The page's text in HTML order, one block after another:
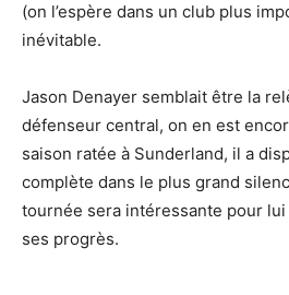
(on l’espère dans un club plus
inévitable.
Jason Denayer semblait être la
défenseur central, on en est
saison ratée à Sunderland, il a
complète dans le plus grand
tournée sera intéressante pour
ses progrès.